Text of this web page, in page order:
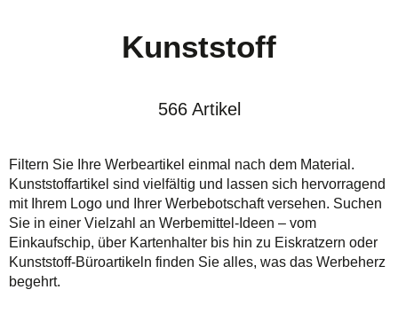
Kunststoff
566 Artikel
Filtern Sie Ihre Werbeartikel einmal nach dem Material.
Kunststoffartikel sind vielfältig und lassen sich hervorragend
mit Ihrem Logo und Ihrer Werbebotschaft versehen. Suchen
Sie in einer Vielzahl an Werbemittel-Ideen – vom
Einkaufschip, über Kartenhalter bis hin zu Eiskratzern oder
Kunststoff-Büroartikeln finden Sie alles, was das Werbeherz
begehrt.